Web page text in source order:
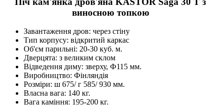
виносною топкою
Завантаження дров: через стіну
Тип корпусу: відкритий каркас
Об'єм парильні: 20-30 куб. м.
Дверцята: з великим склом
Відведення диму: зверху, Ф115 мм.
Виробництво: Фінляндія
Розміри: ш 675/ г 585/ 930 мм.
Власна вага: 140 кг.
Вага каміння: 195-200 кг.